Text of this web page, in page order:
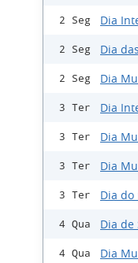
2 Seg Dia
2 Seg Dia
2 Seg Dia
3 Ter Dia
3 Ter Dia
3 Ter Dia
3 Ter Dia
4 Qua Dia de
4 Qua Dia